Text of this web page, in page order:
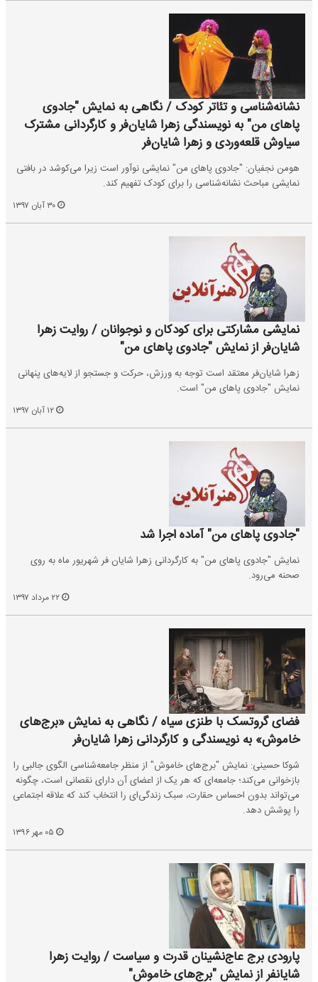
نشانه‌شناسی و تئاتر کودک / نگاهی به نمایش "جادوی
پاهای من" به نویسندگی زهرا شایان‌فر و کارگردانی مشترک
سیاوش قلعه‌وردی و زهرا شایان‌فر
هومن نجفیان: "جادوی پاهای من" نمایشی نوآور است زیرا می‌کوشد در بافتی
نمایشی مباحث نشانه‌شناسی را برای کودک تفهیم کند.
نمایشی مشارکتی برای کودکان و نوجوانان / روایت زهرا
شایان‌فر از نمایش "جادوی پاهای من"
زهرا شایان‌فر معتقد است توجه به ورزش، حرکت و جستجو از لایه‌های پنهانی
نمایش "جادوی پاهای من" است.
"جادوی پاهای من" آماده اجرا شد
نمایش "جادوی پاهای من" به کارگردانی زهرا شایان فر شهریور ماه به روی
صحنه می‌رود.
فضای گروتسک با طنزی سیاه / نگاهی به نمایش «برج‌های
خاموش» به نویسندگی و کارگردانی زهرا شایان‌فر
شوکا حسینی: نمایش "برج‌های خاموش" از منظر جامعه‌شناسی الگوی جالبی را
بازخوانی می‌کند؛ جامعه‌ای که هر یک از اعضای آن دارای نقصانی است، چگونه
می‌تواند بدون احساس حقارت، سبک زندگی‌ای را انتخاب کند که علاقه‌ اجتماعی
را پوشش دهد.
پارودی برج عاج‌نشینان قدرت و سیاست / روایت زهرا
شایانفر از نمایش "برج‌های خاموش"